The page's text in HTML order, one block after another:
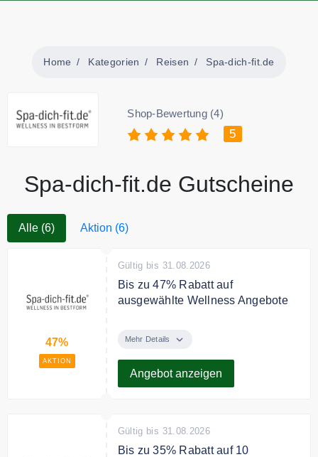
Home Kategorien Reisen Spa-dich-fit.de
Shop-Bewertung (4)
5
Spa-dich-fit.de Gutscheine
Alle (6) Aktion (6)
47%
AKTION
Gültig bis 31.08.2026
Bis zu 47% Rabatt auf
ausgewählte Wellness Angebote
ausgewählte Wellness Angebote.
Mehr Details
Angebot anzeigen
Gültig bis 31.08.2026
Bis zu 35% Rabatt auf 10